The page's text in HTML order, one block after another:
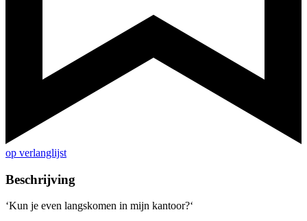
op verlanglijst
Beschrijving
‘Kun je even langskomen in mijn kantoor?‘